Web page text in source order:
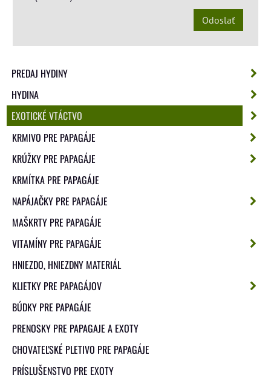
Odoslať
PREDAJ HYDINY
HYDINA
EXOTICKÉ VTÁCTVO
KRMIVO PRE PAPAGÁJE
KRÚŽKY PRE PAPAGÁJE
KRMÍTKA PRE PAPAGÁJE
NAPÁJAČKY PRE PAPAGÁJE
MAŠKRTY PRE PAPAGÁJE
VITAMÍNY PRE PAPAGÁJE
HNIEZDO, HNIEZDNY MATERIÁL
KLIETKY PRE PAPAGÁJOV
BÚDKY PRE PAPAGÁJE
PRENOSKY PRE PAPAGAJE A EXOTY
CHOVATEĽSKÉ PLETIVO PRE PAPAGÁJE
PRÍSLUŠENSTVO PRE EXOTY